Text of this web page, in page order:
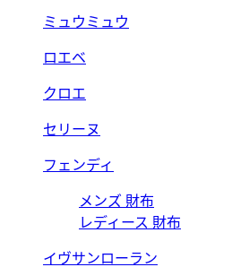
ミュウミュウ
ロエベ
クロエ
セリーヌ
フェンディ
メンズ 財布
レディース 財布
イヴサンローラン